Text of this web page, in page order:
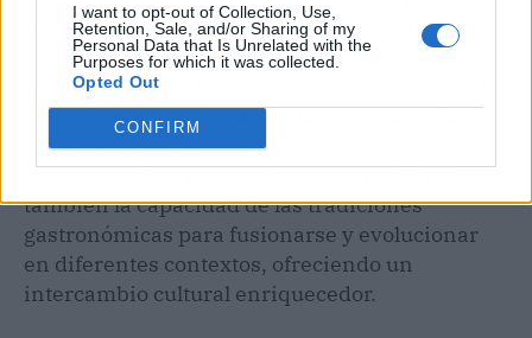
I want to opt-out of Collection, Use,
Retention, Sale, and/or Sharing of my
Personal Data that Is Unrelated with the
Purposes for which it was collected.
Opted Out
CONFIRM
Latina, por ejemplo, el dulce de membrillo
acompaña a menudo el pan en el desayuno o la
merienda, mientras que en otras regiones
utiliza como relleno de tartas y empanadas.
Esta adaptabilidad demuestra no solo la
versatilidad del membrillo como fruta, sino
también la capacidad de las tradiciones
gastronómicas para fusionarse y evolucionar
en diferentes contextos, ofreciendo un
intercambio cultural enriquecedor.